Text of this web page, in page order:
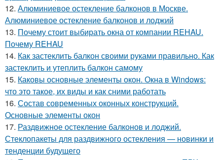
12. Алюминиевое остекление балконов в Москве.
Алюминиевое остекление балконов и лоджий
13. Почему стоит выбирать окна от компании REHAU.
Почему REHAU
14. Как застеклить балкон своими руками правильно. Как
застеклить и утеплить балкон самому
15. Каковы основные элементы окон. Окна в Windows:
что это такое, их виды и как сними работать
16. Состав современных оконных конструкций.
Основные элементы окон
17. Раздвижное остекление балконов и лоджий.
Стеклопакеты для раздвижного остекления — новинки и
тенденции будущего